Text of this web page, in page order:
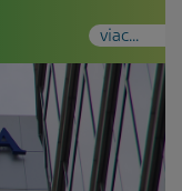
viac...